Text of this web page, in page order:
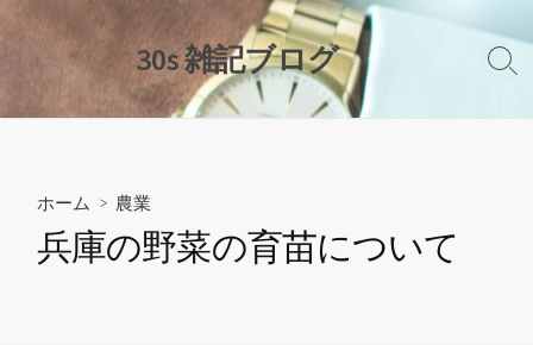
コ
ン
30s 雑記ブログ
検
ホーム > 農業
兵庫の野菜の育苗について